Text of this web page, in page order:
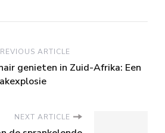
ARTICLE
genieten in Zuid-Afrika: Een
NEXT ARTICLE